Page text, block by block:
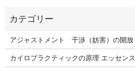
アジャストメント 干渉（妨害）の開放
カイロプラクティックの原理 エッセンス